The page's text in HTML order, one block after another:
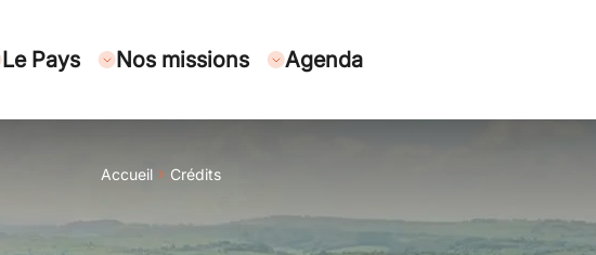
Le Pays Nos missions Agenda
Accueil Crédits